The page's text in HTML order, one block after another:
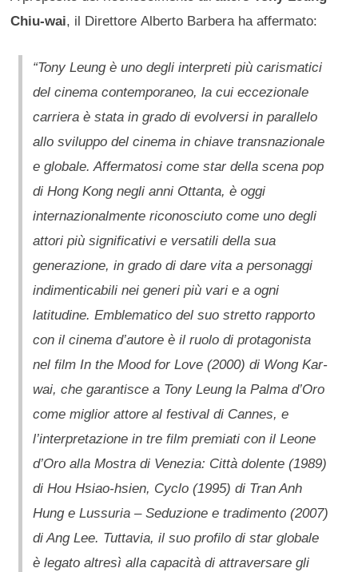
Chiu-wai, il Direttore Alberto Barbera ha affermato:
“Tony Leung è uno degli interpreti più carismatici
del cinema contemporaneo, la cui eccezionale
carriera è stata in grado di evolversi in parallelo
allo sviluppo del cinema in chiave transnazionale
e globale. Affermatosi come star della scena pop
di Hong Kong negli anni Ottanta, è oggi
internazionalmente riconosciuto come uno degli
attori più significativi e versatili della sua
generazione, in grado di dare vita a personaggi
indimenticabili nei generi più vari e a ogni
latitudine. Emblematico del suo stretto rapporto
con il cinema d’autore è il ruolo di protagonista
nel film In the Mood for Love (2000) di Wong Kar-
wai, che garantisce a Tony Leung la Palma d’Oro
come miglior attore al festival di Cannes, e
l’interpretazione in tre film premiati con il Leone
d’Oro alla Mostra di Venezia: Città dolente (1989)
di Hou Hsiao-hsien, Cyclo (1995) di Tran Anh
Hung e Lussuria – Seduzione e tradimento (2007)
di Ang Lee. Tuttavia, il suo profilo di star globale
è legato altresì alla capacità di attraversare gli